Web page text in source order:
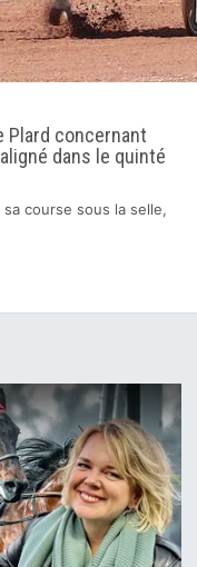
Plard concernant
dans le quinté
course sous la selle,